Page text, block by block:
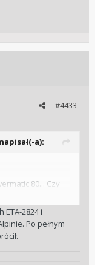
#4433
napisał(-a):
80... Czy
tej pory, to
moim
maksymalnie
przypadłość,
i to tak
ETA-2824 i
Po pełnym